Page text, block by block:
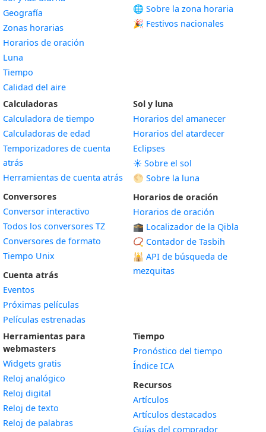
Geografía
Zonas horarias
Horarios de oración
Luna
Tiempo
Calidad del aire
🌐 Sobre la zona horaria
🎉 Festivos nacionales
Calculadoras
Calculadora de tiempo
Calculadoras de edad
Temporizadores de cuenta
atrás
Herramientas de cuenta atrás
Conversores
Conversor interactivo
Todos los conversores TZ
Conversores de formato
Tiempo Unix
Cuenta atrás
Eventos
Próximas películas
Películas estrenadas
Sol y luna
Horarios del amanecer
Horarios del atardecer
Eclipses
☀️ Sobre el sol
🌕 Sobre la luna
Horarios de oración
Horarios de oración
🕋 Localizador de la Qibla
📿 Contador de Tasbih
🕌 API de búsqueda de
mezquitas
Herramientas para
webmasters
Widgets gratis
Reloj analógico
Reloj digital
Reloj de texto
Reloj de palabras
Tiempo
Pronóstico del tiempo
Índice ICA
Recursos
Artículos
Artículos destacados
Guías del comprador